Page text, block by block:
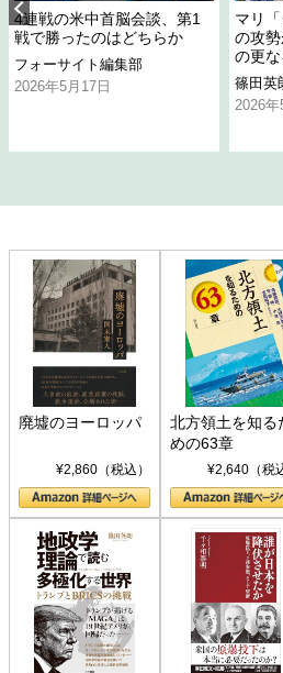
4連戦の米中首脳会談、第1
戦で勝ったのはどちらか
フォーサイト編集部
2026年5月17日
マリ
の攻
の更
篠田英
2026年
廃墟のヨーロッパ
¥2,860（税込）
北方領土を知る
めの63章
¥2,640（税